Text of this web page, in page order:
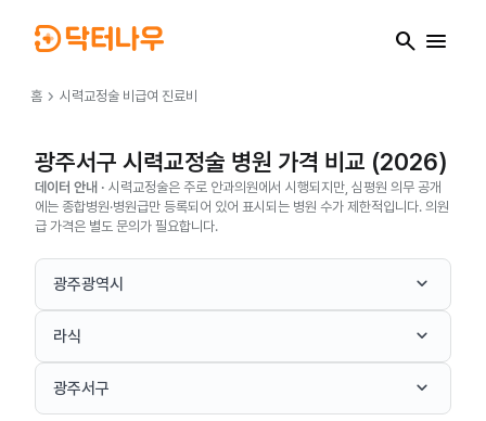
search menu
홈 chevron_right 시력교정술 비급여 진료비
광주서구 시력교정술 병원 가격 비교 (2026)
데이터 안내 · 시력교정술은 주로 안과의원에서 시행되지만, 심평원 의무 공개
에는 종합병원·병원급만 등록되어 있어 표시되는 병원 수가 제한적입니다. 의원
급 가격은 별도 문의가 필요합니다.
광주광역시 keyboard_arrow_down
라식 keyboard_arrow_down
광주서구 keyboard_arrow_down